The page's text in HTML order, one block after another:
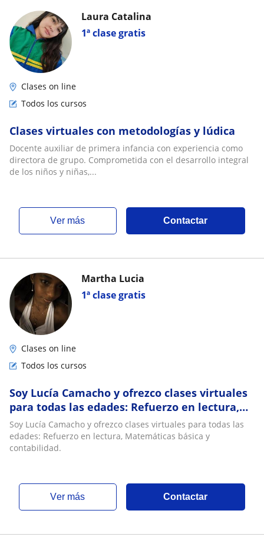
1ª clase gratis
Laura Catalina
Clases on line
Todos los cursos
Clases virtuales con metodologías y lúdica
Docente auxiliar de primera infancia con experiencia como
directora de grupo. Comprometida con el desarrollo integral
de los niños y niñas,...
ver más Contactar
1ª clase gratis
Martha Lucia
Clases on line
Todos los cursos
Soy Lucía Camacho y ofrezco clases virtuales
para todas las edades: Refuerzo en lectura,
Matemáticas básica y contabilidad
Soy Lucía Camacho y ofrezco clases virtuales para todas las
edades: Refuerzo en lectura, Matemáticas básica y
contabilidad.
ver más Contactar